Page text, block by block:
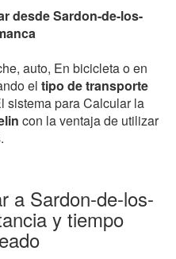
desde Sardon-de-los-
auto, En bicicleta o en
el tipo de transporte
sistema para Calcular la
con la ventaja de utilizar
a Sardon-de-los-
y tiempo